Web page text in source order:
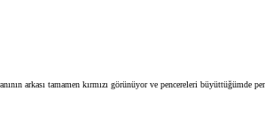
arkası tamamen kırmızı görünüyor ve pencereleri büyüttüğümde